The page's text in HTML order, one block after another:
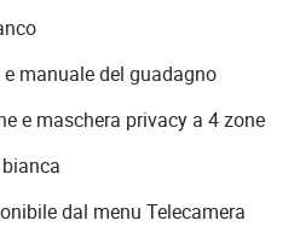
manuale del guadagno
e maschera privacy a 4 zone
dal menu Telecamera